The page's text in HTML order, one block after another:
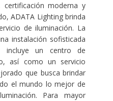
certificación moderna y
ADATA Lighting brinda
de iluminación. La
instalación sofisticada
incluye un centro de
así como un servicio
que busca brindar
el mundo lo mejor de
Para mayor